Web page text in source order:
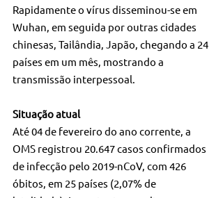
Rapidamente o vírus disseminou-se em
Wuhan, em seguida por outras cidades
chinesas, Tailândia, Japão, chegando a 24
países em um mês, mostrando a
transmissão interpessoal.
Situação atual
Até 04 de fevereiro do ano corrente, a
OMS registrou 20.647 casos confirmados
de infecção pelo 2019-nCoV, com 426
óbitos, em 25 países (2,07% de